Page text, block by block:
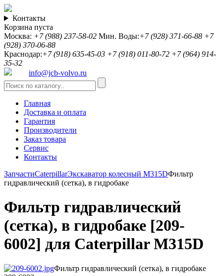
Контакты
Корзина пуста
Москва: +7 (988) 237-58-02 Мин. Воды:+7 (928) 371-66-88 +7
(928) 370-06-88
Краснодар:+7 (918) 635-45-03 +7 (918) 011-80-72 +7 (964) 914-
35-32
info@jcb-volvo.ru
Главная
Доставка и оплата
Гарантия
Производители
Заказ товара
Сервис
Контакты
ЗапчастиCaterpillarЭкскаватор колесный M315DФильтр
гидравлический (сетка), в гидробаке
Фильтр гидравлический
(сетка), в гидробаке [209-
6002] для Caterpillar M315D
Фильтр гидравлический (сетка), в гидробаке